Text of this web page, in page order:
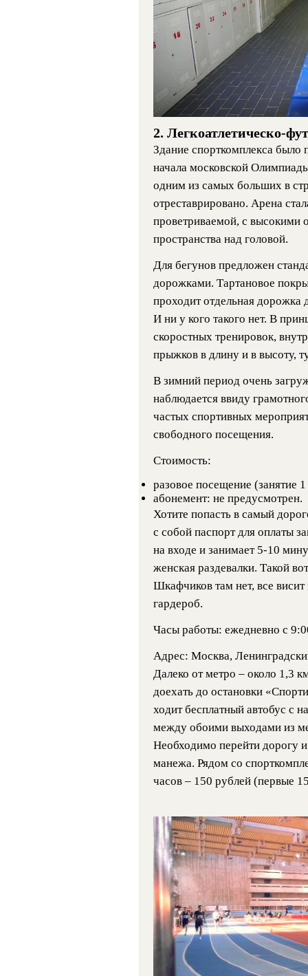
2. Легкоатлетическо-
Здание спорткомплекса было
начала московской
одним из самых больших в
отреставрировано. Арена
проветриваемой, с
пространства над головой.
Для бегунов предложен
дорожками. Тартановое
проходит отдельная дорожка
И ни у кого такого нет. В
скоростных тренировок,
прыжков в длину и в высоту,
В зимний период очень
наблюдается ввиду
частых спортивных
свободного посещения.
Стоимость:
разовое посещение (занятие
абонемент: не предусмотрен.
Хотите попасть в самый
с собой паспорт для оплаты
на входе и занимает 5-10
женская раздевалки. Такой
Шкафчиков там нет, все
гардероб.
Часы работы: ежедневно с
Адрес: Москва,
Далеко от метро – около 1,3
доехать до остановки
ходит бесплатный автобус с
между обоими выходами из
Необходимо перейти дорогу
манежа. Рядом со
часов – 150 рублей (первые